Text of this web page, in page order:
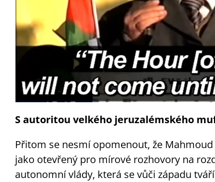
S autoritou velkého jeruzalémského
Přitom se nesmí opomenout, že
jako otevřený pro mírové rozhovory na
autonomní vlády, která se vůči západu